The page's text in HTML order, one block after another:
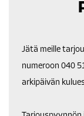
Jätä meille
numeroon 040
arkipäivän